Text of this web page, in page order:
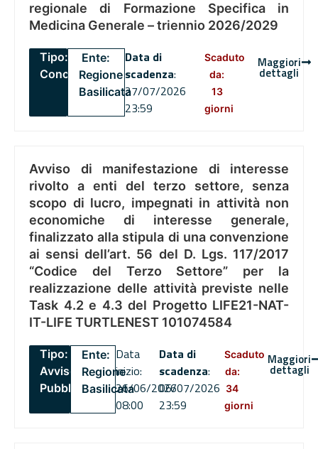
regionale di Formazione Specifica in
Medicina Generale – triennio 2026/2029
Tipo:
Concorsi
Ente:
Regione
Basilicata
Data di
scadenza:
27/07/2026
23:59
Scaduto
da:
13
giorni
Maggiori
dettagli
Avviso di manifestazione di interesse
rivolto a enti del terzo settore, senza
scopo di lucro, impegnati in attività non
economiche di interesse generale,
finalizzato alla stipula di una convenzione
ai sensi dell’art. 56 del D. Lgs. 117/2017
“Codice del Terzo Settore” per la
realizzazione delle attività previste nelle
Task 4.2 e 4.3 del Progetto LIFE21-NAT-
IT-LIFE TURTLENEST 101074584
Tipo:
Avviso
Pubblico
Ente:
Regione
Basilicata
Data
inizio:
26/06/2026
08:00
Data di
scadenza:
06/07/2026
23:59
Scaduto
da:
34
giorni
Maggiori
dettagli